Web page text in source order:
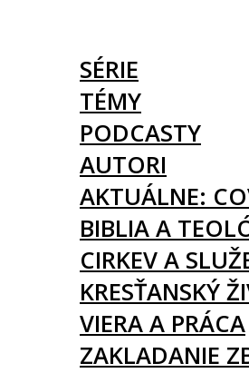
SÉRIE
TÉMY
PODCASTY
AUTORI
AKTUÁLNE:
BIBLIA A
CIRKEV A
KRESŤANSKÝ
VIERA A PRÁCA
ZAKLADANIE